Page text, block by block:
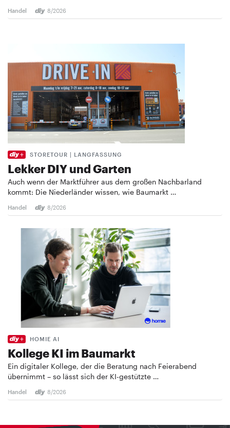
Handel 8/2026
STORETOUR | LANGFASSUNG
Lekker DIY und Garten
Auch wenn der Marktführer aus dem großen Nachbarland
kommt: Die Niederländer wissen, wie Baumarkt …
Handel 8/2026
HOMIE AI
Kollege KI im Baumarkt
Ein digitaler Kollege, der die Beratung nach Feierabend
übernimmt – so lässt sich der KI-gestützte …
Handel 8/2026